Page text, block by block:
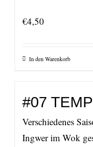
€4,50
In den Warenkorb
#07
Verschiedenes
Ingwer im Wok